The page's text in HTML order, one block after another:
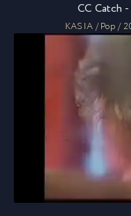
CC Catch
KASIA / Pop /